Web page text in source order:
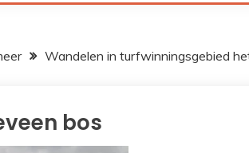
Wandelen in turfwinningsgebied
bos